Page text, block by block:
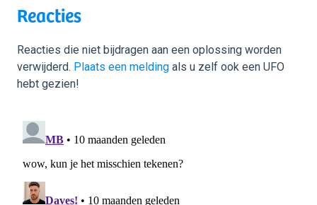
Reacties
Reacties die niet bijdragen aan een oplossing worden
verwijderd. Plaats een melding als u zelf ook een UFO
hebt gezien!